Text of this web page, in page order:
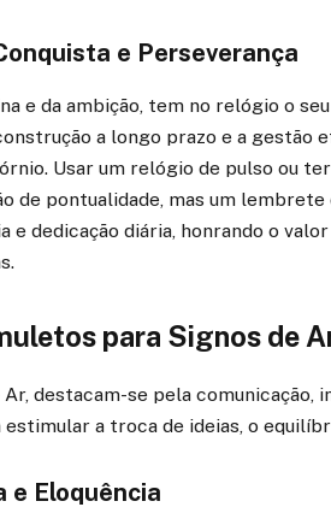
e Perseverança
e da ambição, tem no relógio o
a longo prazo e a gestão
Usar um relógio de pulso ou
de pontualidade, mas um
dedicação diária, honrando o
para Signos de
destacam-se pela comunicação,
a troca de ideias, o
e Eloquência